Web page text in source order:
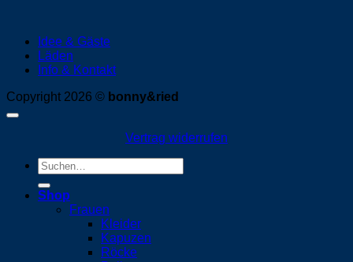
Idee & Gäste
Läden
Info & Kontakt
Copyright 2026 © bonny&ried
Vertrag widerrufen
Suchen
nach:
Shop
Frauen
Kleider
Kapuzen
Röcke